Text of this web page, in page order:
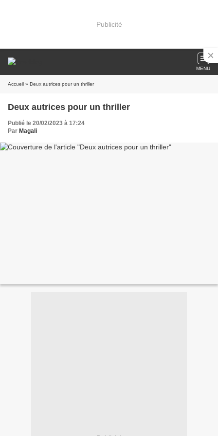
Publicité
MENU
Accueil » Deux autrices pour un thriller
Deux autrices pour un thriller
Publié le 20/02/2023 à 17:24
Par Magali